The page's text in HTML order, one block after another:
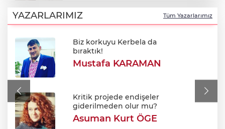
aklımın ucundan bile geçmez"
Oktay Yılmaz: "Spor yapmayan çocuk
kalmayacak"
Şehir Hastanesi'nde otopark çilesi
YAZARLARIMIZ Tüm Yazarlarımız
Biz korkuyu Kerbela da
bıraktık!
Mustafa KARAMAN
Kritik projede endişeler
giderilmeden olur mu?
Asuman Kurt ÖGE